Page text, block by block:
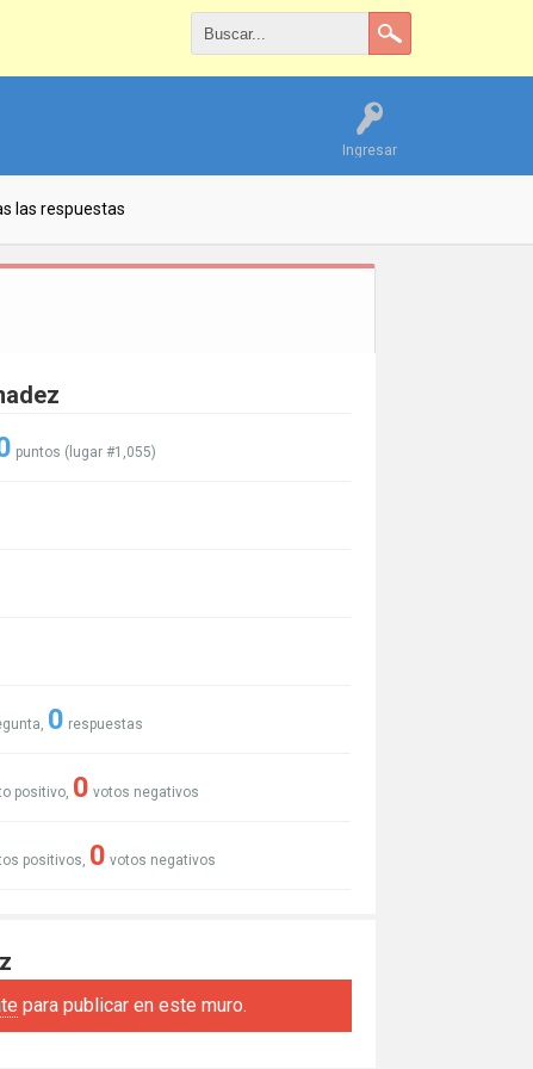
Ingresar
las respuestas
puntos (lugar #1,055)
0 respuestas
positivo, 0 votos negativos
positivos, 0 votos negativos
para publicar en este muro.